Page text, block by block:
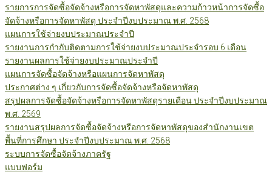
รายการการจัดซื้อจัดจ้างหรือการจัดหาพัสดุและความก้าวหน้าการจัดซื้อ
จัดจ้างหรือการจัดหาพัสดุ ประจำปีงบประมาณ พ.ศ. 2568
แผนการใช้จ่ายงบประมาณประจำปี
รายงานการกำกับติดตามการใช้จ่ายงบประมาณประจำรอบ 6 เดือน
รายงานผลการใช้จ่ายงบประมาณประจำปี
แผนการจัดซื้อจัดจ้างหรือแผนการจัดหาพัสดุ
ประกาศต่าง ๆ เกี่ยวกับการจัดซื้อจัดจ้างหรือจัดหาพัสดุ
สรุปผลการจัดซื้อจัดจ้างหรือการจัดหาพัสดุรายเดือน ประจำปีงบประมาณ
พ.ศ. 2569
รายงานสรุปผลการจัดซื้อจัดจ้างหรือการจัดหาพัสดุของสำนักงานเขต
พื้นที่การศึกษา ประจำปีงบประมาณ พ.ศ. 2568
ระบบการจัดซื้อจัดจ้างภาครัฐ
แบบฟอร์ม